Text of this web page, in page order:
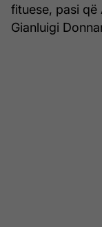
fituese, pasi
Gianluigi